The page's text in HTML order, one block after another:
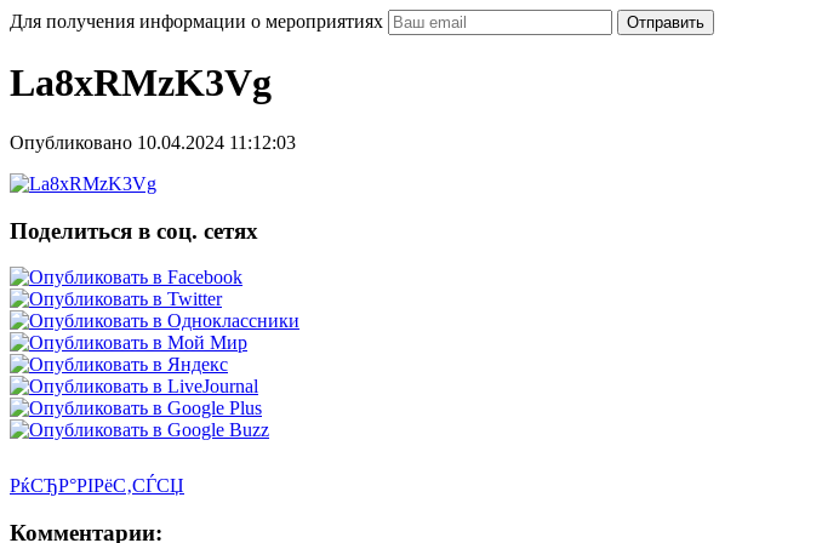
Для получения информации о мероприятиях
La8xRMzK3Vg
Опубликовано 10.04.2024 11:12:03
Поделиться в соц. сетях
РќСЂР°РІРёС‚СЃСЏ
Комментарии: